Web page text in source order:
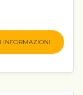
INFORMAZIONI